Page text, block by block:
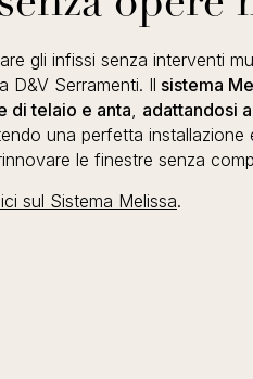
gli infissi senza interventi
D&V Serramenti. Il sistema
di telaio e anta, adattandosi
una perfetta installazione
le finestre senza
sul Sistema Melissa.